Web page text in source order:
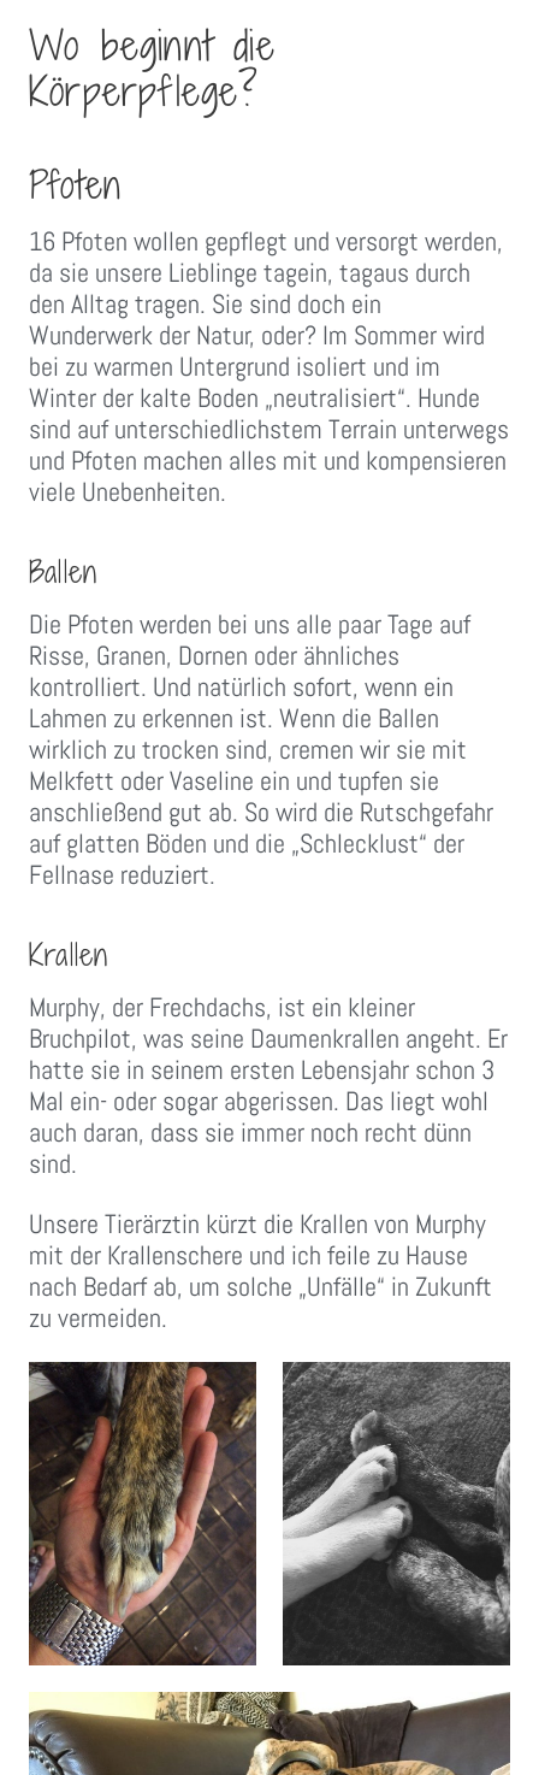
Wo beginnt die
Körperpflege?
Pfoten
16 Pfoten wollen gepflegt und versorgt werden,
da sie unsere Lieblinge tagein, tagaus durch
den Alltag tragen. Sie sind doch ein
Wunderwerk der Natur, oder? Im Sommer wird
bei zu warmen Untergrund isoliert und im
Winter der kalte Boden „neutralisiert“. Hunde
sind auf unterschiedlichstem Terrain unterwegs
und Pfoten machen alles mit und kompensieren
viele Unebenheiten.
Ballen
Die Pfoten werden bei uns alle paar Tage auf
Risse, Granen, Dornen oder ähnliches
kontrolliert. Und natürlich sofort, wenn ein
Lahmen zu erkennen ist. Wenn die Ballen
wirklich zu trocken sind, cremen wir sie mit
Melkfett oder Vaseline ein und tupfen sie
anschließend gut ab. So wird die Rutschgefahr
auf glatten Böden und die „Schlecklust“ der
Fellnase reduziert.
Krallen
Murphy, der Frechdachs, ist ein kleiner
Bruchpilot, was seine Daumenkrallen angeht. Er
hatte sie in seinem ersten Lebensjahr schon 3
Mal ein- oder sogar abgerissen. Das liegt wohl
auch daran, dass sie immer noch recht dünn
sind.
Unsere Tierärztin kürzt die Krallen von Murphy
mit der Krallenschere und ich feile zu Hause
nach Bedarf ab, um solche „Unfälle“ in Zukunft
zu vermeiden.